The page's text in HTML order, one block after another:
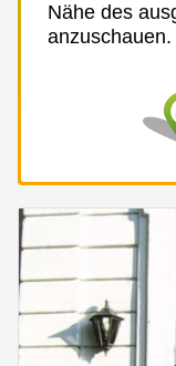
Nähe des
anzuschauen.